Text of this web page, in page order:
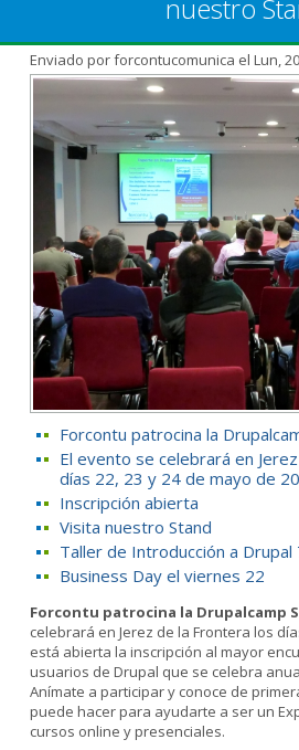
nuestro
Enviado porforcontucomunica el Lun,
Forcontu patrocina la
El evento se celebrará en
días 22, 23 y 24 de mayo de
Inscripción abierta
Visita nuestro Stand
Taller de Introducción a Drupal
Business Day el viernes 22
Forcontu patrocina la Drupalcamp
celebrará en Jerez de la Frontera los
está abierta la inscripción al mayor
usuarios de Drupal que se celebra
Anímate a participar y conoce de
puede hacer para ayudarte a ser un
cursos online y presenciales.